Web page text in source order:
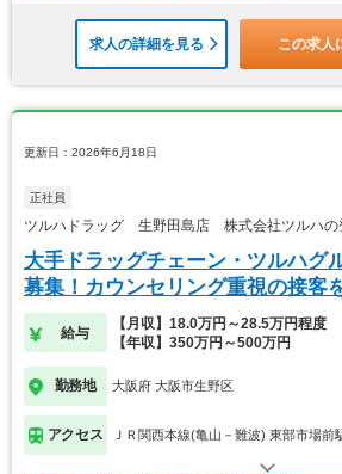
求人の詳細を見る この求人
更新日：2026年6月18日
正社員
ツルハドラッグ 生野田島店 株式会社ツルハの
大手ドラッグチェーン・ツルハグ
募集！カウンセリング重視の接客
給与
【月収】18.0万円～28.5万円程度
【年収】350万円～500万円
勤務地 大阪府 大阪市生野区
アクセス ＪＲ関西本線(亀山－難波) 東部市場前